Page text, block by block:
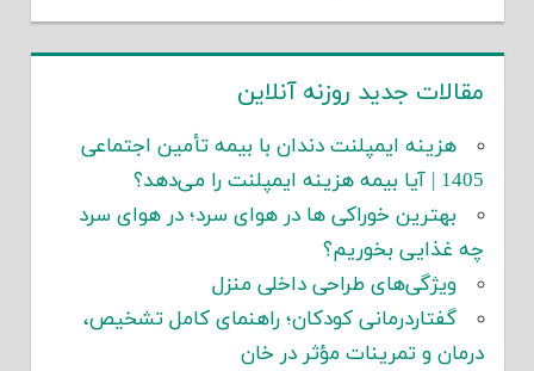
مقالات جدید روزنه آنلاین
هزینه ایمپلنت دندان با بیمه تأمین اجتماعی
1405 | آیا بیمه هزینه ایمپلنت را می‌دهد؟
بهترین خوراکی ها در هوای سرد؛ در هوای سرد
چه غذایی بخوریم؟
ویژگی‌های طراحی داخلی منزل
گفتاردرمانی کودکان؛ راهنمای کامل تشخیص،
درمان و تمرینات مؤثر در خان